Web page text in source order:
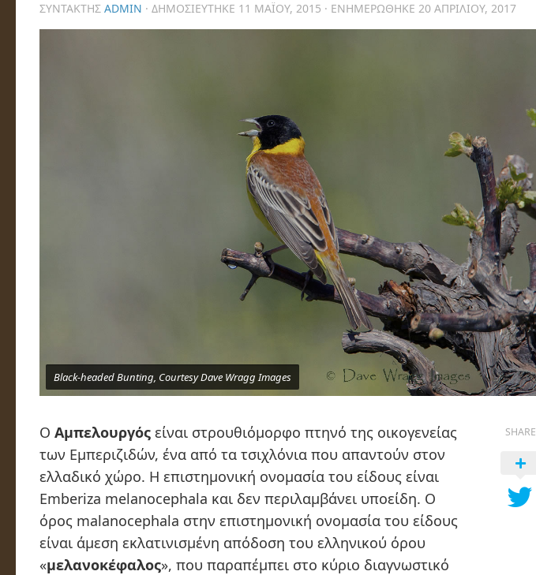
ΣΥΝΤΆΚΤΗΣ ADMIN · ΔΗΜΟΣΙΕΎΤΗΚΕ 11 ΜΑΪ́ΟΥ, 2015 · ΕΝΗΜΕΡΏΘΗΚΕ 20 ΑΠΡΙΛΊΟΥ, 2017
Black-headed Bunting, Courtesy Dave Wragg Images
Ο Αμπελουργός είναι στρουθιόμορφο πτηνό της οικογενείας
των Εμπεριζιδών, ένα από τα τσιχλόνια που απαντούν στον
ελλαδικό χώρο. Η επιστημονική ονομασία του είδους είναι
Emberiza melanocephala και δεν περιλαμβάνει υποείδη. Ο
όρος malanocephala στην επιστημονική ονομασία του είδους
είναι άμεση εκλατινισμένη απόδοση του ελληνικού όρου
«μελανοκέφαλος», που παραπέμπει στο κύριο διαγνωστικό
SHARE